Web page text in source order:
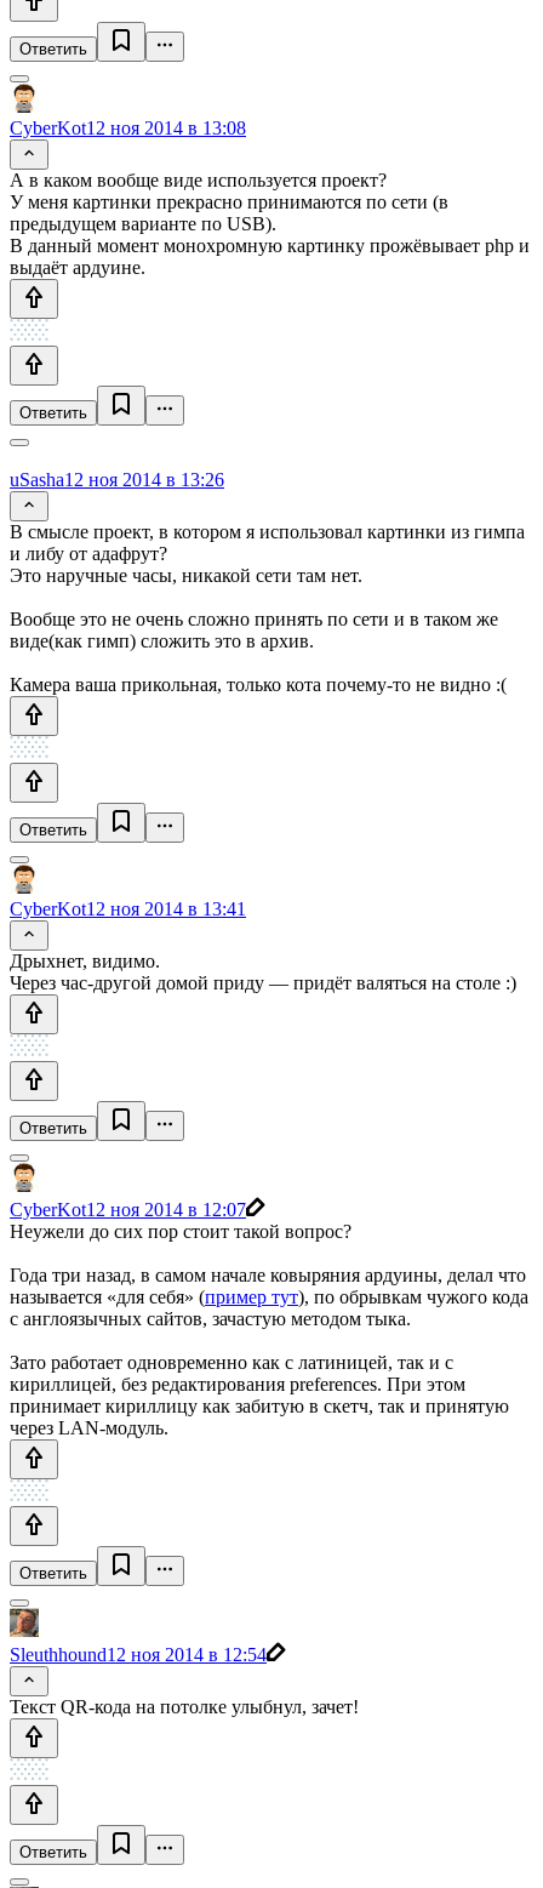
Ответить
CyberKot12 ноя 2014 в 13:08
А в каком вообще виде используется проект?
У меня картинки прекрасно принимаются по сети (в
предыдущем варианте по USB).
В данный момент монохромную картинку прожёвывает php и
выдаёт ардуине.
Ответить
uSasha12 ноя 2014 в 13:26
В смысле проект, в котором я использовал картинки из гимпа
и либу от адафрут?
Это наручные часы, никакой сети там нет.
Вообще это не очень сложно принять по сети и в таком же
виде(как гимп) сложить это в архив.
Камера ваша прикольная, только кота почему-то не видно :(
Ответить
CyberKot12 ноя 2014 в 13:41
Дрыхнет, видимо.
Через час-другой домой приду — придёт валяться на столе :)
Ответить
CyberKot12 ноя 2014 в 12:07
Неужели до сих пор стоит такой вопрос?
Года три назад, в самом начале ковыряния ардуины, делал что
называется «для себя» (пример тут), по обрывкам чужого кода
с англоязычных сайтов, зачастую методом тыка.
Зато работает одновременно как с латиницей, так и с
кириллицей, без редактирования preferences. При этом
принимает кириллицу как забитую в скетч, так и принятую
через LAN-модуль.
Ответить
Sleuthhound12 ноя 2014 в 12:54
Текст QR-кода на потолке улыбнул, зачет!
Ответить